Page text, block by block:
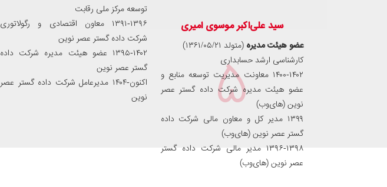
توسعه مرکز ملی رقابت
۱۳۹۱-۱۳۹۶ معاون اقتصادی و رگولاتوری
شرکت داده‌ گستر عصر نوین
۱۳۹۵-۱۴۰۲ عضو هیئت مدیره شرکت داده
گستر عصر نوین
اکنون-۱۴۰۴ مدیرعامل شرکت داده‌ گستر عصر
نوین
سید علی‌اکبر موسوی امیری
۵عضو هیئت‌ مدیره (متولد ۱۳۶۱/۰۵/۲۱)
کارشناسی ارشد حسابداری
۱۴۰۰-۱۴۰۲ معاونت مدیریت توسعه منابع و
عضو هیئت‌ مدیره شرکت داده‌ گستر عصر
نوین (های‌وب)
۱۳۹۹ مدیر کل و معاون مالی شرکت داده
گستر عصر نوین (های‌وب)
۱۳۹۶-۱۳۹۸ مدیر مالی شرکت داده گستر
عصر نوین (های‌وب)